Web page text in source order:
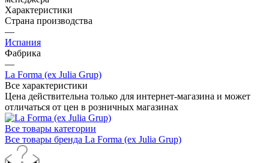
Актуальную стоимость и сроки доставки уточняйте у
менеджера
Характеристики
Страна производства
—
Испания
Фабрика
—
La Forma (ex Julia Grup)
Все характеристики
Цена действительна только для интернет-магазина и может
отличаться от цен в розничных магазинах
Все товары категории
Все товары бренда La Forma (ex Julia Grup)